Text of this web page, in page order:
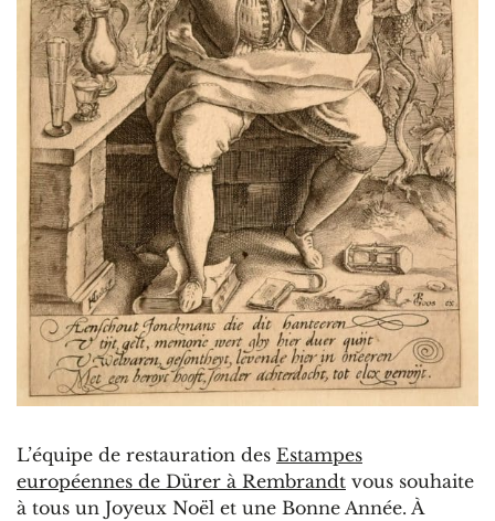
L’équipe de restauration des Estampes
européennes de Dürer à Rembrandt vous souhaite
à tous un Joyeux Noël et une Bonne Année. À